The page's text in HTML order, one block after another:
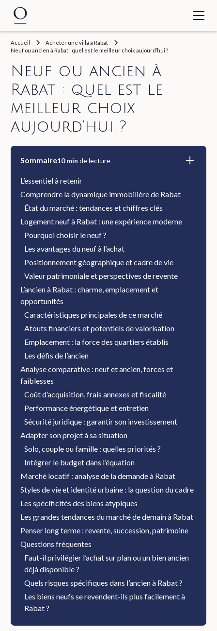
Accueil
Acheter une villa à Rabat
Neuf ou ancien à Rabat : quel est le meilleur choix aujourd’hui ?
Neuf ou ancien à
Rabat : quel est le
meilleur choix
aujourd’hui ?
Sommaire10min de lecture
L’essentiel à retenir
Comprendre la dynamique immobilière de Rabat
État du marché : tendances et chiffres clés
Logement neuf à Rabat : une expérience moderne
Pourquoi choisir le neuf ?
Les avantages du neuf à l’achat
Positionnement géographique et cadre de vie
Valeur patrimoniale et perspectives de revente
L’ancien à Rabat : charme, emplacement et
opportunités
Caractéristiques principales de ce marché
Atouts financiers et potentiels de valorisation
Emplacement : la force des quartiers établis
Les défis de l’ancien
Analyse comparative : neuf et ancien, forces et
faiblesses
Coût d’acquisition, frais annexes et fiscalité
Performance énergétique et entretien
Sécurité juridique : garantir son investissement
Adapter son projet à sa situation
Solo, couple ou famille : quelles priorités ?
Intégrer le budget dans l’équation
Marché locatif : analyse de la demande à Rabat
Styles de vie et identité urbaine : la question du cadre
Les spécificités des biens atypiques
Les grandes tendances du marché de demain à Rabat
Penser long terme : revente, succession, patrimoine
Questions fréquentes
Faut-il privilégier l’achat sur plan ou un bien ancien
déjà disponible ?
Quels risques spécifiques dans l’ancien à Rabat ?
Les biens neufs se revendent-ils plus facilement à
Rabat ?